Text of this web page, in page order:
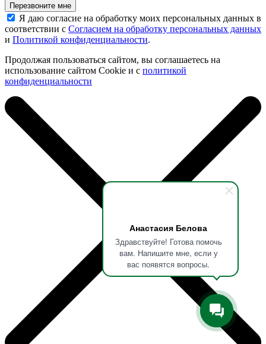
Анастасия Белова
Здравствуйте! Готова помочь
вам. Напишите мне, если у
вас появятся вопросы.
Перезвоните мне
Я даю согласие на обработку моих персональных данных в
соответствии с Согласием на обработку персональных данных
и Политикой конфиденциальности.
Продолжая пользоваться сайтом, вы соглашаетесь на
использование сайтом Cookie и с политикой
конфиденциальности